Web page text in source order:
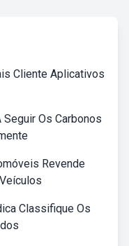
Cliente Aplicativos
Seguir Os Carbonos
Revende
Classifique Os